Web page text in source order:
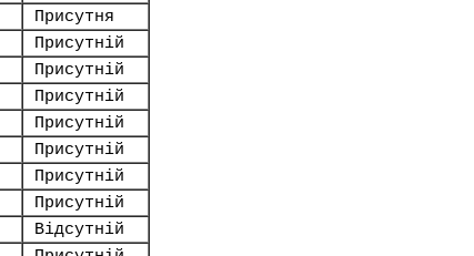
Присутня
Присутній
Присутній
Присутній
Присутній
Присутній
Присутній
Присутній
Відсутній